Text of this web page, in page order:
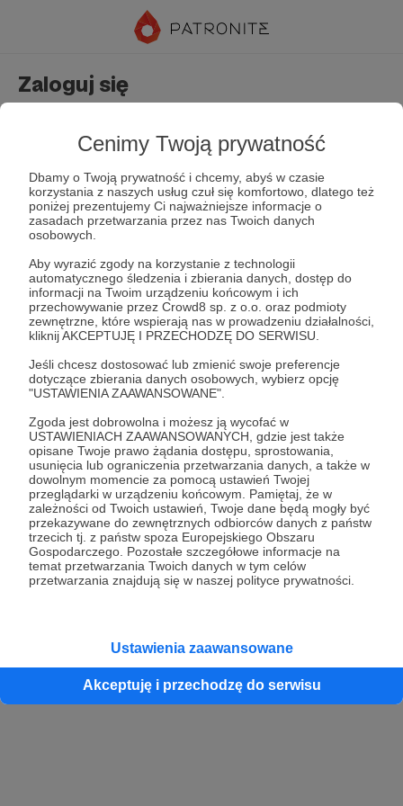
Cenimy Twoją prywatność
Dbamy o Twoją prywatność i chcemy, abyś w czasie
korzystania z naszych usług czuł się komfortowo, dlatego też
poniżej prezentujemy Ci najważniejsze informacje o
zasadach przetwarzania przez nas Twoich danych
osobowych.
Aby wyrazić zgody na korzystanie z technologii
automatycznego śledzenia i zbierania danych, dostęp do
informacji na Twoim urządzeniu końcowym i ich
przechowywanie przez Crowd8 sp. z o.o. oraz podmioty
zewnętrzne, które wspierają nas w prowadzeniu działalności,
kliknij AKCEPTUJĘ I PRZECHODZĘ DO SERWISU.
Jeśli chcesz dostosować lub zmienić swoje preferencje
dotyczące zbierania danych osobowych, wybierz opcję
"USTAWIENIA ZAAWANSOWANE".
Zgoda jest dobrowolna i możesz ją wycofać w
USTAWIENIACH ZAAWANSOWANYCH, gdzie jest także
opisane Twoje prawo żądania dostępu, sprostowania,
usunięcia lub ograniczenia przetwarzania danych, a także w
dowolnym momencie za pomocą ustawień Twojej
przeglądarki w urządzeniu końcowym. Pamiętaj, że w
zależności od Twoich ustawień, Twoje dane będą mogły być
przekazywane do zewnętrznych odbiorców danych z państw
trzecich tj. z państw spoza Europejskiego Obszaru
Gospodarczego. Pozostałe szczegółowe informacje na
temat przetwarzania Twoich danych w tym celów
przetwarzania znajdują się w naszej polityce prywatności.
Ustawienia zaawansowane
Akceptuję i przechodzę do serwisu
Zaloguj się
Zapamiętaj mnie Zapomniałeś hasła?
Zaloguj
lub
Kontynuuj z Google
Kontynuuj z Facebook
Kontynuuj z Apple
konta przez osobę niepełnoletnią” dostępny w regulaminie Patronite.pl